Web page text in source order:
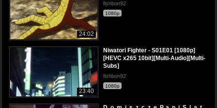
24:02
fishbon92
1080p
23:40
Niwatori Fighter - S01E01 [1080p]
[HEVC x265 10bit][Multi-Audio][Multi-
Subs]
fishbon92
1080p